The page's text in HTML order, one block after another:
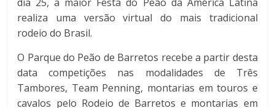
realiza uma versão virtual do mais tradicional
rodeio do Brasil.
O Parque do Peão de Barretos recebe a partir desta
data competições nas modalidades de Três
Tambores, Team Penning, montarias em touros e
cavalos pelo Rodeio de Barretos e montarias em